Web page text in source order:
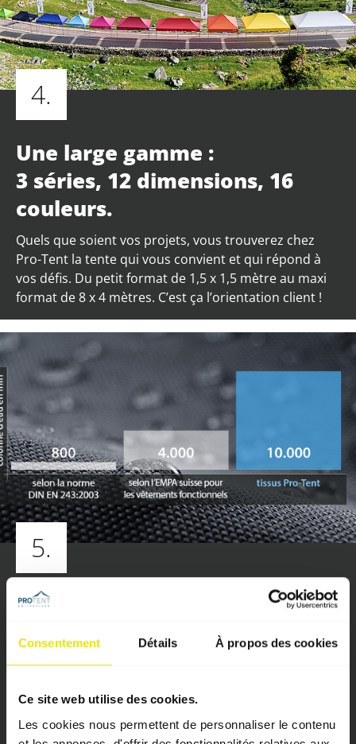
Consentement Détails À propos des cookies
Ce site web utilise des cookies.
Les cookies nous permettent de personnaliser le contenu
4.
Une large gamme :
3 séries, 12 dimensions, 16
couleurs.
Quels que soient vos projets, vous trouverez chez
Pro-Tent la tente qui vous convient et qui répond à
vos défis. Du petit format de 1,5 x 1,5 mètre au maxi
format de 8 x 4 mètres. C’est ça l’orientation client !
5.
Nos tissus sont 100 %
étanches – et quand nous
disons « étanches », nous le
pensons vraiment !
Selon la norme DIN EN 243:2003, les tissus sont
considérés comme étanches à l’eau dès lors qu’ils